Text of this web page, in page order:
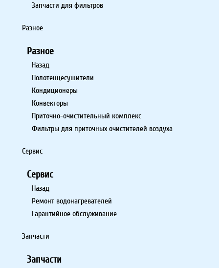
Запчасти для фильтров
Разное
Разное
Назад
Полотенцесушители
Кондиционеры
Конвекторы
Приточно-очистительный комплекс
Фильтры для приточных очистителей воздуха
Сервис
Сервис
Назад
Ремонт водонагревателей
Гарантийное обслуживание
Запчасти
Запчасти